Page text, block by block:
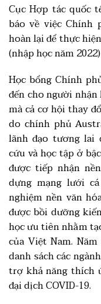
Cục Hợp tác quốc
báo về việc Chính
hoàn lại để thực
(nhập học năm
Học bổng Chính
đến cho người
mà cả cơ hội thay
do chính phủ
lãnh đạo tương lai
cứu và học tập ở
được tiếp nhận
dựng mạng lưới
nghiệm nền văn
được bồi dưỡng
học ưu tiên nhằm
của Việt Nam.
danh sách các
trợ khả năng thích
đại dịch COVID-19.